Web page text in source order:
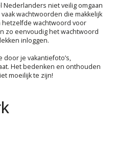
Nederlanders niet veilig omgaan
wachtwoorden die makkelijk
wachtwoord voor
zo eenvoudig het wachtwoord
inloggen.
door je vakantiefoto’s,
Het bedenken en onthouden
moeilijk te zijn!